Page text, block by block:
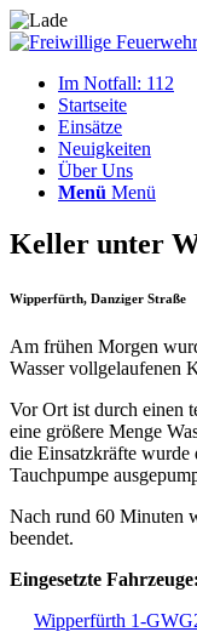
Im Notfall: 112
Startseite
Einsätze
Neuigkeiten
Über Uns
Menü Menü
Keller unter
Wipperfürth, Danziger Straße
Am frühen Morgen
Wasser vollgelaufenen
Vor Ort ist durch einen
eine größere Menge
die Einsatzkräfte wurde
Tauchpumpe
Nach rund 60 Minuten
beendet.
Eingesetzte Fahrzeuge:
Wipperfürth 1-